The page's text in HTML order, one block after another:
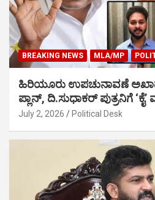
BREAKING NEWS MLA/MP
ಹಿರಿಯೂರು ಉಪಚುನಾವಣೆ
ಪ್ಲಾನ್, ದಿ.ಸುಧಾಕರ್ ಪುತ್ರನಿಗೆ
July 2, 2026 Political Desk